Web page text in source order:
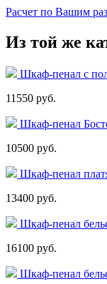
Расчет по Вашим
Из той же
Шкаф-пенал с
11550 руб.
Шкаф-пенал
10500 руб.
Шкаф-пенал
13400 руб.
Шкаф-пенал
16100 руб.
Шкаф-пенал